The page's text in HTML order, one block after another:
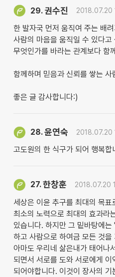
29. 권수진 2018.07.20
한 발자국 먼저 움직여 주는 배
사람의 마음을 움직일 수 있다고
무엇인가를 바라는 관계보다 함
함께하며 믿음과 신뢰를 쌓는 사
좋은 글 감사합니다:)
28.윤연숙 2018.07.20
고도원의 한 식구가 되어 행복합
27.한창훈 2018.07.20
세상은 이윤 추구를 최대의 목
최소의 노력으로 최대의 효과라
있습니다. 하지만 그 밑바탕에
하고 사람으로 하여금 모든 것을
아마도 우리네 삶은내가 태어나
되면서 서로를 도와 서로에게
되어야합니다. 이것이 장사의